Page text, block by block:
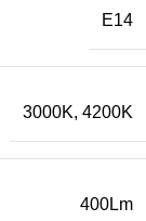
E14
3000K, 4200K
400Lm